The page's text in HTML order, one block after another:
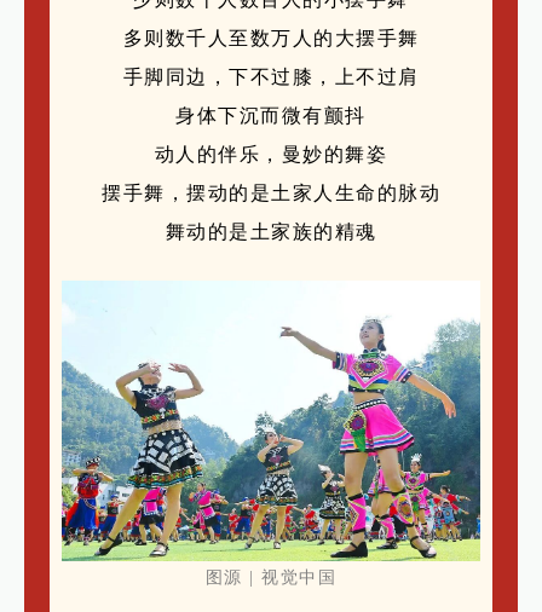
多则数千人至数万人的大摆手舞
手脚同边，下不过膝，上不过肩
身体下沉而微有颤抖
动人的伴乐，曼妙的舞姿
摆手舞，摆动的是土家人生命的脉动
舞动的是土家族的精魂
图源 | 视觉中国